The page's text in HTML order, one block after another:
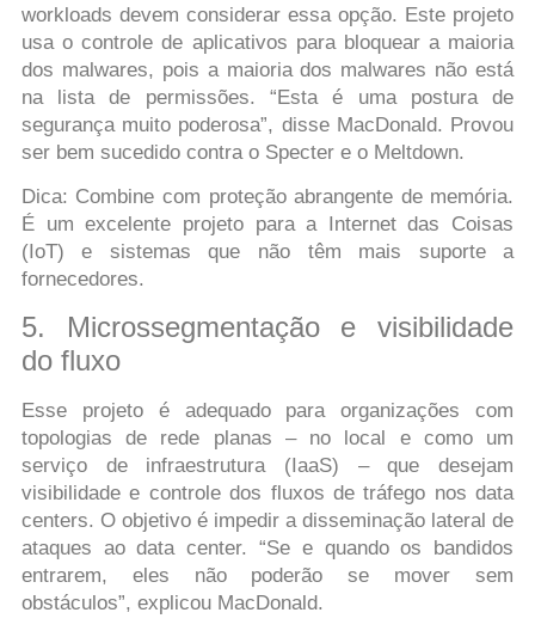
workloads devem considerar essa opção. Este projeto
usa o controle de aplicativos para bloquear a maioria
dos malwares, pois a maioria dos malwares não está
na lista de permissões. “Esta é uma postura de
segurança muito poderosa”, disse MacDonald. Provou
ser bem sucedido contra o Specter e o Meltdown.
Dica: Combine com proteção abrangente de memória.
É um excelente projeto para a Internet das Coisas
(IoT) e sistemas que não têm mais suporte a
fornecedores.
5. Microssegmentação e visibilidade
do fluxo
Esse projeto é adequado para organizações com
topologias de rede planas – no local e como um
serviço de infraestrutura (IaaS) – que desejam
visibilidade e controle dos fluxos de tráfego nos data
centers. O objetivo é impedir a disseminação lateral de
ataques ao data center. “Se e quando os bandidos
entrarem, eles não poderão se mover sem
obstáculos”, explicou MacDonald.